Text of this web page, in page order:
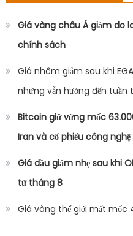
Giá vàng châu Á giảm do
chính sách
Giá nhôm giảm sau khi
nhưng vẫn hướng đến tuần
Bitcoin giữ vững mốc
Iran và cổ phiếu công nghệ
Giá dầu giảm nhẹ sau khi
từ tháng 8
Giá vàng thế giới mất mốc